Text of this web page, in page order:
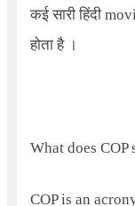
कई सारी हिंदी
होता है ।
What does
COP is an